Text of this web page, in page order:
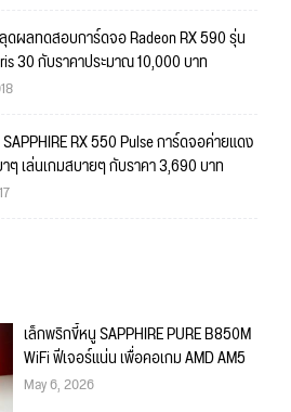
ดผลทดสอบการ์ดจอ Radeon RX 590 รุ่น
30 กับราคาประมาณ 10,000 บาท
RX 550 Pulse การ์ดจอค่ายแดง
าๆ เล่นเกมสบายๆ กับราคา 3,690 บาท
เล็กพริกขี้หนู SAPPHIRE PURE B850M
WiFi ฟีเจอร์แน่น เพื่อคอเกม AMD AM5
May 6, 2026